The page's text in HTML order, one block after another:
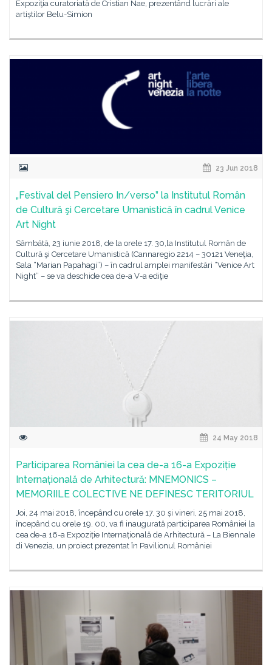
Expoziţia curatoriată de Cristian Nae, prezentând lucrări ale
artiștilor Belu-Simion
23 Jun 2018
„Festival del Pensiero In/verso” la Institutul Român
de Cultură şi Cercetare Umanistică în cadrul Venice
Art Night
Sâmbătă, 23 iunie 2018, de la orele 17. 30,la Institutul Român de
Cultură şi Cercetare Umanistică (Cannaregio 2214 – 30121 Veneţia,
Sala “Marian Papahagi”) – în cadrul amplei manifestări “Venice Art
Night” – se va deschide cea de-a V-a ediţie
24 May 2018
Participarea României la cea de-a 16-a Expoziție
Internațională de Arhitectură: MNEMONICS –
MEMORIILE COLECTIVE NE DEFINESC TERITORIUL
Joi, 24 mai 2018, începând cu orele 17. 30 și vineri, 25 mai 2018,
începând cu orele 19. 00, va fi inaugurată participarea României la
cea de-a 16-a Expoziție Internațională de Arhitectură – La Biennale
di Venezia, un proiect prezentat în Pavilionul României